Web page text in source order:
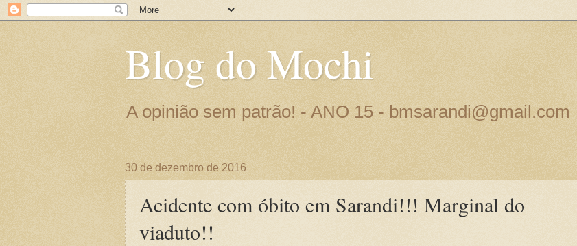
Blog do Mochi
A opinião sem patrão! - ANO 15 - bmsarandi@gmail.com
30 de dezembro de 2016
Acidente com óbito em Sarandi!!! Marginal do
viaduto!!